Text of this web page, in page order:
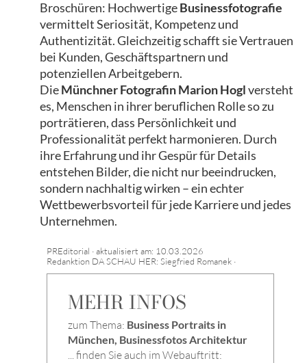
Broschüren: HochwertigeBusinessfotografie
vermittelt Seriosität, Kompetenz und
Authentizität. Gleichzeitig schafft sie Vertrauen
bei Kunden, Geschäftspartnern und
potenziellen Arbeitgebern.
DieMünchner Fotografin Marion Hoglversteht
es, Menschen in ihrer beruflichen Rolle so zu
porträtieren, dass Persönlichkeit und
Professionalität perfekt harmonieren. Durch
ihre Erfahrung und ihr Gespür für Details
entstehen Bilder, die nicht nur beeindrucken,
sondern nachhaltig wirken – ein echter
Wettbewerbsvorteil für jede Karriere und jedes
Unternehmen.
PREditorial · aktualisiert am: 10.03.2026
Redanktion DA SCHAU HER: Siegfried Romanek ·
MEHR INFOS
zum Thema: Business Portraits in
München, Businessfotos Architektur
... finden Sie auch im Webauftritt: